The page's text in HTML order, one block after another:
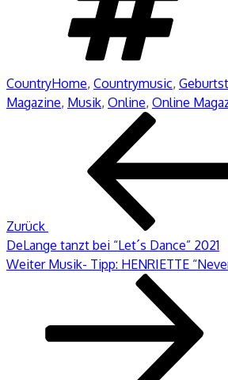
CountryHome, Countrymusic,
Magazine, Musik, Online, Online
Beitragsnavigation
Zurück
DeLange tanzt bei “Let´s Dance” 2021
Nächster
Weiter Musik- Tipp: HENRIETTE